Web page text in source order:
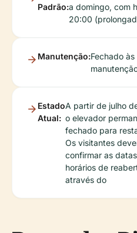
Padrão:a domingo, com
20:00
Manutenção:Fechado
Estado
Atual:
A partir de julho
o elevador
fechado para
Os visitantes
confirmar as
horários de
através do